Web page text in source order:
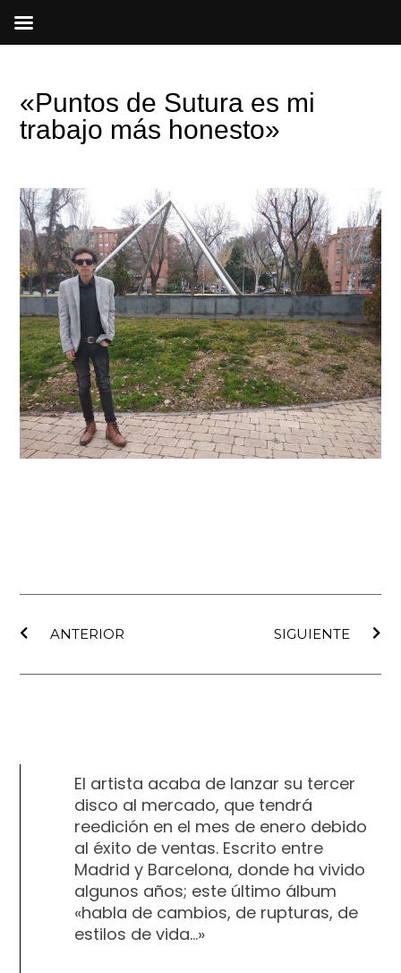
«Puntos de Sutura es mi
trabajo más honesto»
ANTERIOR
SIGUIENTE
El artista acaba de lanzar su tercer
disco al mercado, que tendrá
reedición en el mes de enero debido
al éxito de ventas. Escrito entre
Madrid y Barcelona, donde ha vivido
algunos años; este último álbum
«habla de cambios, de rupturas, de
estilos de vida…»